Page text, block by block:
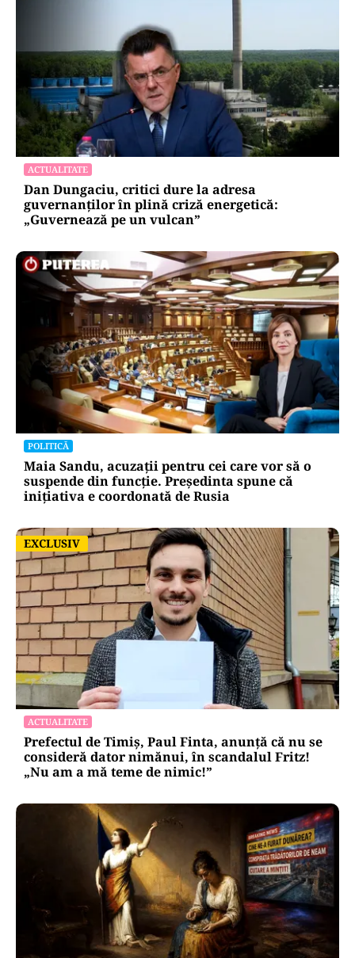
ACTUALITATE
Dan Dungaciu, critici dure la adresa
guvernanților în plină criză energetică:
„Guvernează pe un vulcan”
POLITICĂ
Maia Sandu, acuzații pentru cei care vor să o
suspende din funcție. Președinta spune că
inițiativa e coordonată de Rusia
EXCLUSIV
EXCLUSIV
ACTUALITATE
Prefectul de Timiș, Paul Finta, anunță că nu se
consideră dator nimănui, în scandalul Fritz!
„Nu am a mă teme de nimic!”